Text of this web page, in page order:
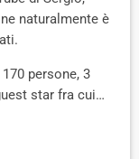
naturalmente è
170 persone, 3
star fra cui…